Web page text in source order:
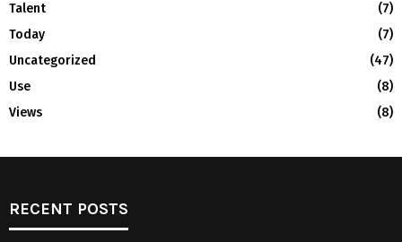
Talent
(7)
Today
(7)
Uncategorized
(47)
Use
(8)
Views
(8)
RECENT POSTS